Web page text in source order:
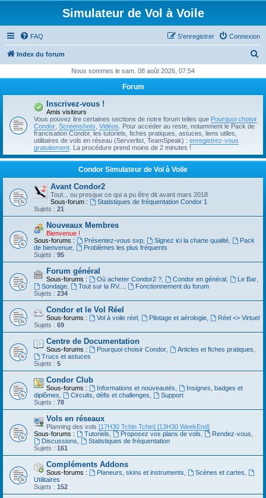
Simulateur de Vol à Voile
FAQ Connexion
S’enregistrer
Index du forum
h
h
Nous sommes le sam. 08 août 2026, 07:54
Forum
Inscrivez-vous !
Amis visiteurs
Vous pouvez lire certaines sections de notre forum telles que Pourquoi choisir
Condor Screenshots Vidéos . Pour accéder au reste, notamment le Pack de
francisation Condor, les tutoriels, fiches pratiques, astuces, liens utiles,
utilitaires de vols en réseau (Serverlist, TeamSpeak) : enregistrez-vous
gratuitement . La procédure prend moins de 2 minutes !
Condor Simulateur de Vol à Voile
Avant Condor2
Tout... ou presque ce qui a pu être dit avant mars 2018
Sous-forum :
Statistiques de fréquentation Condor 1
Sujets : 21
Nouveaux Membres
Bienvenue !
Sous-forums :
Présentez-vous svp, Signez ici la charte qualité,
Pack
de bienvenue
Problèmes les plus fréquents
Sujets : 95
Forum général
Sous-forums : Où acheter Condor2 ?, Condor en général, Le Bar,
Sondage, Tout sur la RV...
Fonctionnement du forum
Sujets : 234
Condor et le Vol Réel
Sous-forums : Vol à voile réel, Pilotage et aérologie,
Réel <> Virtuel
Sujets : 69
Centre de Documentation
Sous-forums : Pourquoi choisir Condor, Articles et fiches pratiques
Trucs et astuces
Sujets : 5
Condor Club
Sous-forums : Informations et nouveautés
Insignes, badges et
diplômes
Circuits, défis et challenges
Support
Sujets : 78
Vols en réseaux
Planning des vols [17H30 Tchin Tchin] [13H30 WeekEnd]
Sous-forums :
Tutoriels Proposez vos plans de vols Rendez-vous
Discussions
Statistiques de fréquentation
Sujets : 161
Compléments Addons
Sous-forums : Planeurs, skins et instruments Scènes et cartes
Utilitaires
Sujets : 152